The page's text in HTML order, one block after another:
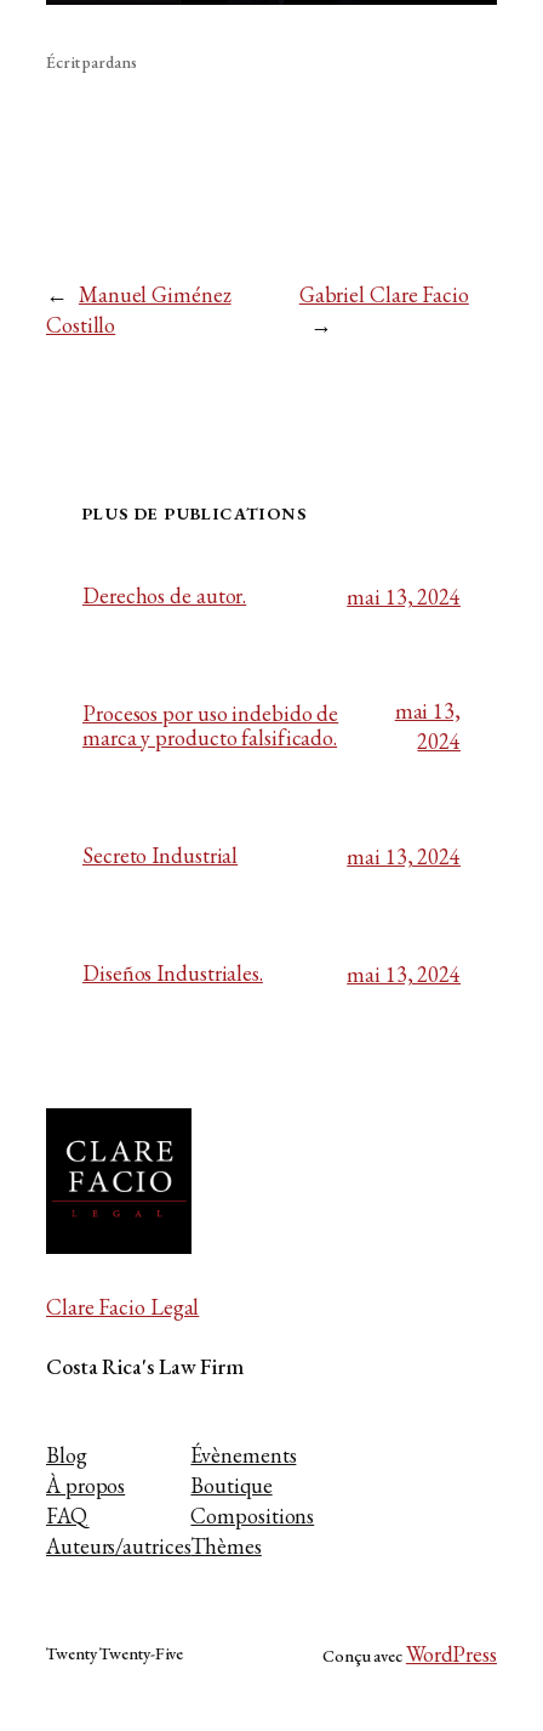
Écrit pardans
← Manuel Giménez
Costillo
Gabriel Clare Facio
→
PLUS DE PUBLICATIONS
Derechos de autor. mai 13, 2024
Procesos por uso indebido de
marca y producto falsificado.
mai 13,
2024
Secreto Industrial mai 13, 2024
Diseños Industriales. mai 13, 2024
Clare Facio Legal
Costa Rica's Law Firm
Blog
À propos
FAQ
Auteurs/autrices
Évènements
Boutique
Compositions
Thèmes
Twenty Twenty-Five Conçu avecWordPress